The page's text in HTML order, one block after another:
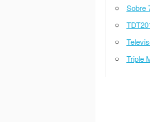
Sobre
Triple